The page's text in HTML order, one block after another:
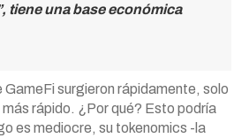
tiene una base económica
GameFi surgieron rápidamente, solo
rápido. ¿Por qué? Esto podría
es mediocre, su tokenomics -la